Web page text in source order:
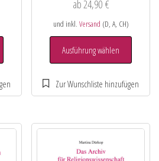
ab24,90 €
und inkl. Versand (D, A, CH)
Ausführung wählen